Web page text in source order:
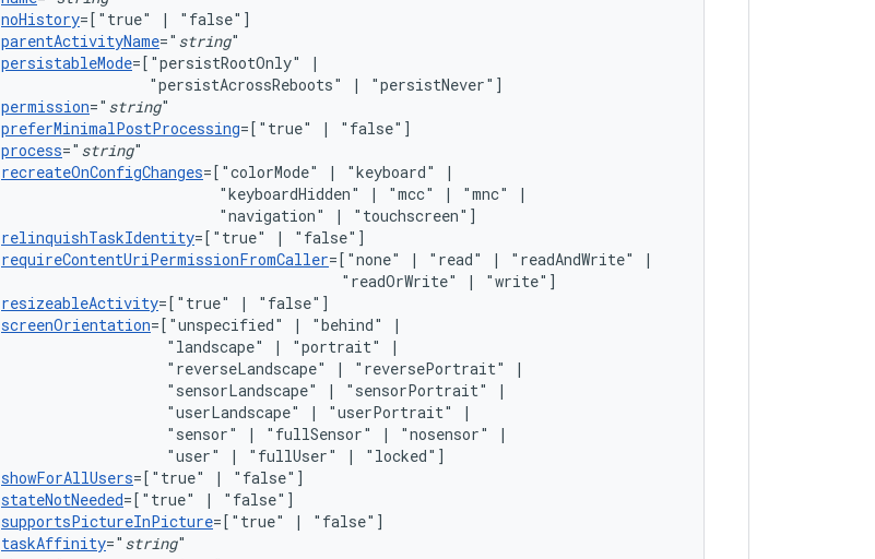
noHistory=["true" |
"false"]
parentActivityName=" string"
persistableMode=["persistRootOnly"
|
"persistAcrossReboots"
|
permission=" string
preferMinimalPostProcessing=["true" |
process=" string
recreateOnConfigChanges=["colorMode" | "keyboard"
"keyboardHidden"
| "mcc" | "mnc"
"navigation"
|
relinquishTaskIdentity=["true" |
requireContentUriPermissionFromCaller=["none" | "read" | "readAndWrite"
"readOrWrite"
|
"write"]
resizeableActivity=["true" |
screenOrientation=["unspecified" | "behind"
"landscape"
| "portrait"
"reverseLandscape"
| "reversePortrait"
"sensorLandscape"
| "sensorPortrait"
"userLandscape"
| "userPortrait"
"sensor"
| "fullSensor" | "nosensor"
"user"
| "fullUser" |
showForAllUsers=["true" |
stateNotNeeded=["true" |
supportsPictureInPicture=["true" |
taskAffinity=" string